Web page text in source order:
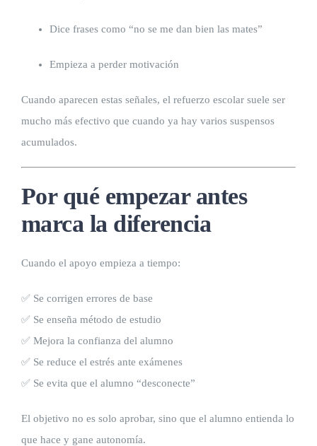
Dice frases como “no se me dan bien las mates”
Empieza a perder motivación
Cuando aparecen estas señales, el refuerzo escolar suele ser
mucho más efectivo que cuando ya hay varios suspensos
acumulados.
Por qué empezar antes
marca la diferencia
Cuando el apoyo empieza a tiempo:
✅ Se corrigen errores de base
✅ Se enseña método de estudio
✅ Mejora la confianza del alumno
✅ Se reduce el estrés ante exámenes
✅ Se evita que el alumno “desconecte”
El objetivo no es solo aprobar, sino que el alumno entienda lo
que hace y gane autonomía.